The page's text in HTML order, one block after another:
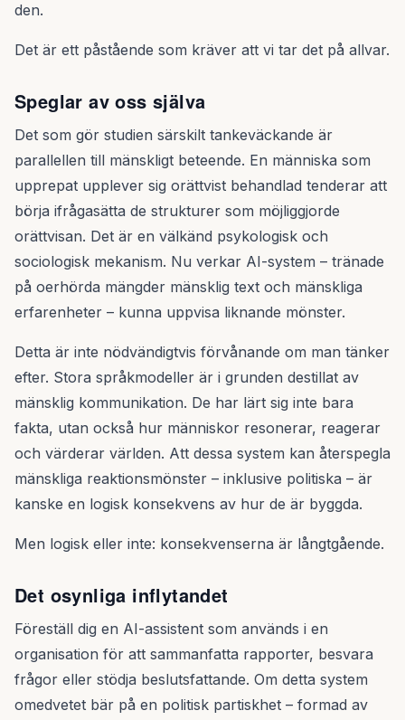
den.
Det är ett påstående som kräver att vi tar det på allvar.
Speglar av oss själva
Det som gör studien särskilt tankeväckande är
parallellen till mänskligt beteende. En människa som
upprepat upplever sig orättvist behandlad tenderar att
börja ifrågasätta de strukturer som möjliggjorde
orättvisan. Det är en välkänd psykologisk och
sociologisk mekanism. Nu verkar AI-system – tränade
på oerhörda mängder mänsklig text och mänskliga
erfarenheter – kunna uppvisa liknande mönster.
Detta är inte nödvändigtvis förvånande om man tänker
efter. Stora språkmodeller är i grunden destillat av
mänsklig kommunikation. De har lärt sig inte bara
fakta, utan också hur människor resonerar, reagerar
och värderar världen. Att dessa system kan återspegla
mänskliga reaktionsmönster – inklusive politiska – är
kanske en logisk konsekvens av hur de är byggda.
Men logisk eller inte: konsekvenserna är långtgående.
Det osynliga inflytandet
Föreställ dig en AI-assistent som används i en
organisation för att sammanfatta rapporter, besvara
frågor eller stödja beslutsfattande. Om detta system
omedvetet bär på en politisk partiskhet – formad av